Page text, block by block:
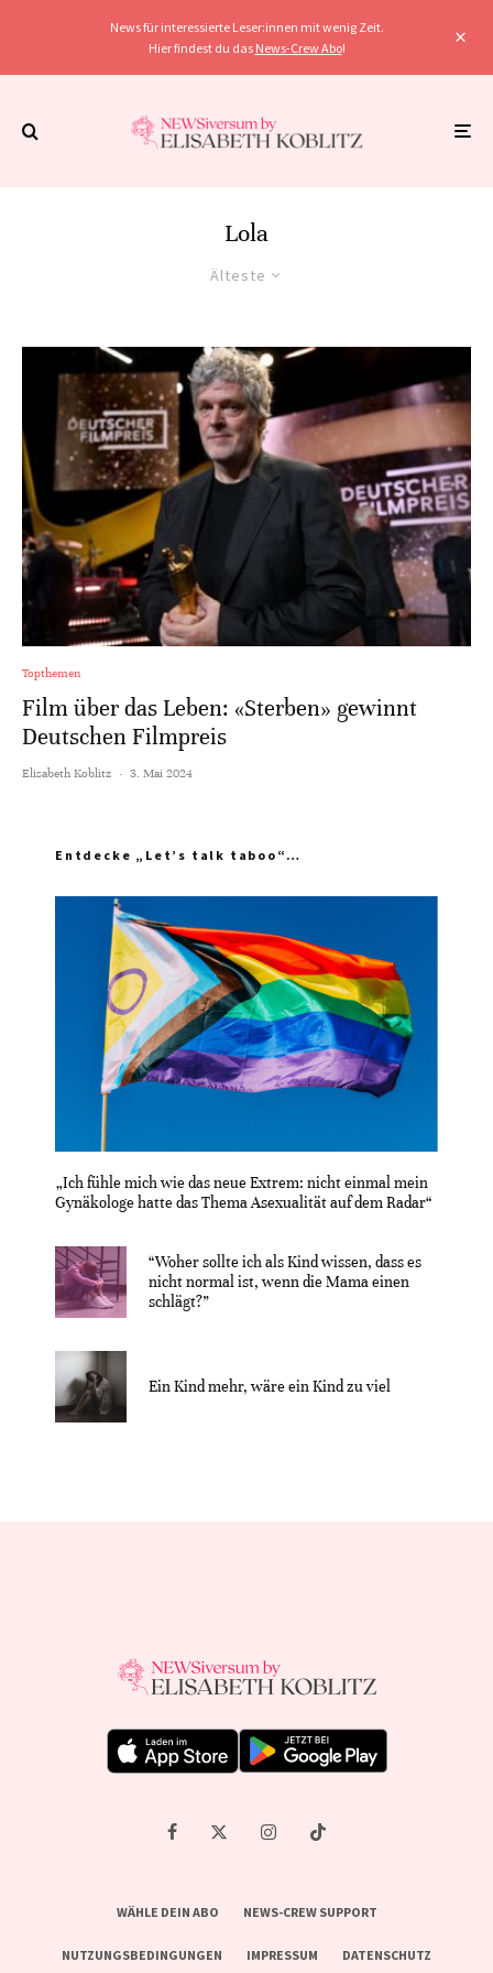
News für interessierte Leser:innen mit wenig Zeit.
Hier findest du das News-Crew Abo!
Lola
Älteste
Topthemen
Film über das Leben: «Sterben» gewinnt
Deutschen Filmpreis
Elisabeth Koblitz · 3. Mai 2024
Entdecke „Let’s talk taboo“…
„Ich fühle mich wie das neue Extrem: nicht einmal mein
Gynäkologe hatte das Thema Asexualität auf dem Radar“
“Woher sollte ich als Kind wissen, dass es
nicht normal ist, wenn die Mama einen
schlägt?”
Ein Kind mehr, wäre ein Kind zu viel
WÄHLE DEIN ABO NEWS-CREW SUPPORT
NUTZUNGSBEDINGUNGEN IMPRESSUM DATENSCHUTZ